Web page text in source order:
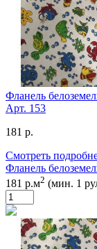
Фланель
Арт. 153
181 р.
Смотреть
Фланель
181 р.м2 (мин. 1